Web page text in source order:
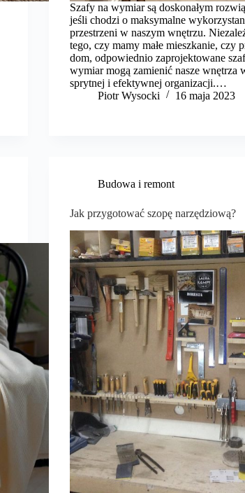
Szafy na wymiar są doskonałym
jeśli chodzi o maksymalne
przestrzeni w naszym wnętrzu.
tego, czy mamy małe mieszkanie, czy
dom, odpowiednio zaprojektowane
wymiar mogą zamienić nasze wnętrza
sprytnej i efektywnej organizacji.…
Piotr Wysocki
16 maja 2023
Budowa i remont
Jak przygotować szopę narzędziową?